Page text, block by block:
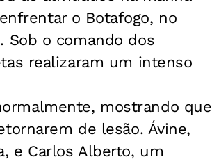
o Botafogo, no
Sob o comando dos
realizaram um intenso
mostrando que
de lesão. Ávine,
e Carlos Alberto, um